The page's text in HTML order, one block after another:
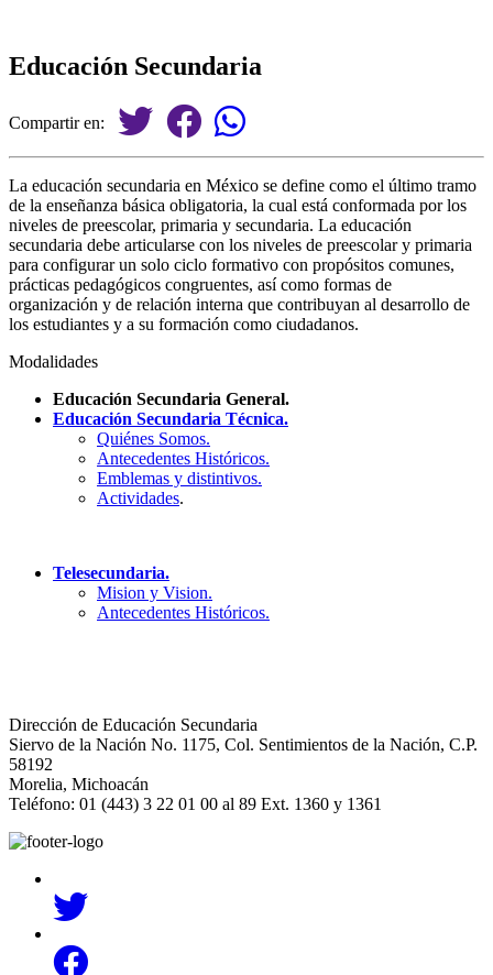
Educación Secundaria
Compartir en:
La educación secundaria en México se define como el último tramo
de la enseñanza básica obligatoria, la cual está conformada por los
niveles de preescolar, primaria y secundaria. La educación
secundaria debe articularse con los niveles de preescolar y primaria
para configurar un solo ciclo formativo con propósitos comunes,
prácticas pedagógicos congruentes, así como formas de
organización y de relación interna que contribuyan al desarrollo de
los estudiantes y a su formación como ciudadanos.
Modalidades
Educación Secundaria General.
Educación Secundaria Técnica.
Quiénes Somos.
Antecedentes Históricos.
Emblemas y distintivos.
Actividades.
Telesecundaria.
Mision y Vision.
Antecedentes Históricos.
Dirección de Educación Secundaria
Siervo de la Nación No. 1175, Col. Sentimientos de la Nación, C.P.
58192
Morelia, Michoacán
Teléfono: 01 (443) 3 22 01 00 al 89 Ext. 1360 y 1361